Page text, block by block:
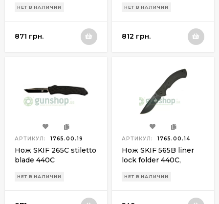
НЕТ В НАЛИЧИИ
871 грн.
НЕТ В НАЛИЧИИ
812 грн.
АРТИКУЛ: 1765.00.19
Нож SKIF 265C stiletto
blade 440С
НЕТ В НАЛИЧИИ
АРТИКУЛ: 1765.00.14
Нож SKIF 565B liner
lock folder 440C,
НЕТ В НАЛИЧИИ